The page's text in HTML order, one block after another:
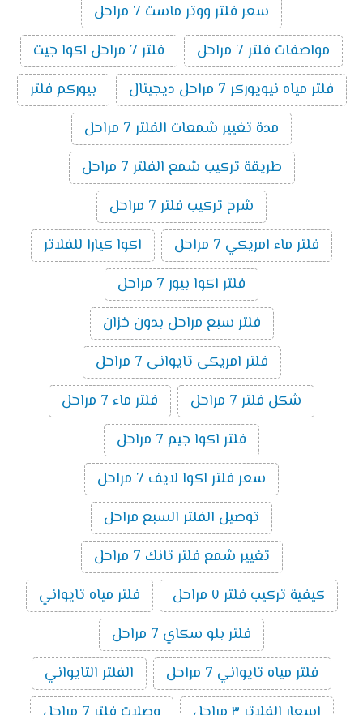
سعر فلتر ووتر ماست 7 مراحل
مواصفات فلتر 7 مراحل
فلتر 7 مراحل اكوا جيت
فلتر مياه نيويوركر 7 مراحل ديجيتال
بيوركم فلتر
مدة تغيير شمعات الفلتر 7 مراحل
طريقة تركيب شمع الفلتر 7 مراحل
شرح تركيب فلتر 7 مراحل
فلتر ماء امريكي 7 مراحل
اكوا كيارا للفلاتر
فلتر اكوا بيور 7 مراحل
فلتر سبع مراحل بدون خزان
فلتر امريكى تايوانى 7 مراحل
شكل فلتر 7 مراحل
فلتر ماء 7 مراحل
فلتر اكوا جيم 7 مراحل
سعر فلتر اكوا لايف 7 مراحل
توصيل الفلتر السبع مراحل
تغيير شمع فلتر تانك 7 مراحل
كيفية تركيب فلتر ٧ مراحل
فلتر مياه تايواني
فلتر بلو سكاي 7 مراحل
فلتر مياه تايواني 7 مراحل
الفلتر التايواني